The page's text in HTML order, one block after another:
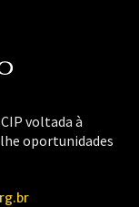
voltada à
oportunidades